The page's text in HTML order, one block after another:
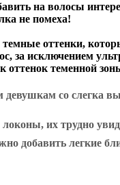
на волосы
не помеха!
темные оттенки,
за исключением
оттенок теменной
девушкам со слегка
их трудно
добавить легкие